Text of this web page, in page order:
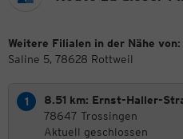
Weitere Filialen in der Nähe von:
Saline 5, 78628 Rottweil
8.51 km: Ernst-Haller-
78647 Trossingen
Aktuell geschlossen